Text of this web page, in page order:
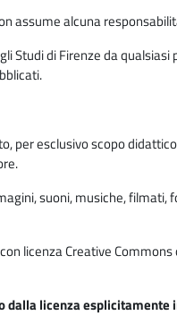
assume alcuna
di Firenze da
esclusivo scopo
suoni, musiche, filmati,
licenza Creative
dalla licenza esplicitamente